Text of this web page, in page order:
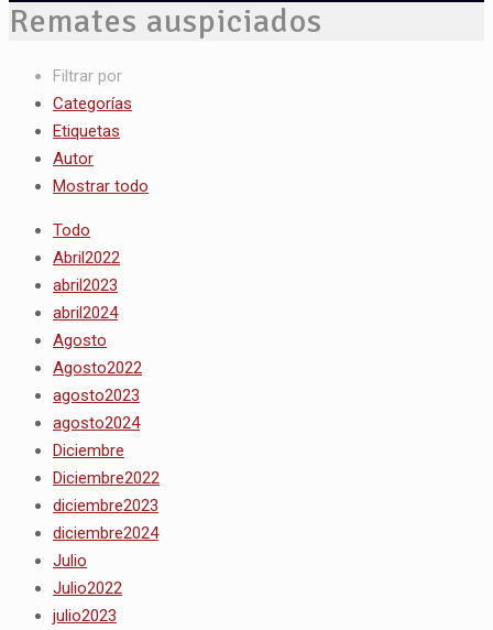
Remates auspiciados
Filtrar por
Categorías
Etiquetas
Autor
Mostrar todo
Todo
Abril2022
abril2023
abril2024
Agosto
Agosto2022
agosto2023
agosto2024
Diciembre
Diciembre2022
diciembre2023
diciembre2024
Julio
Julio2022
julio2023